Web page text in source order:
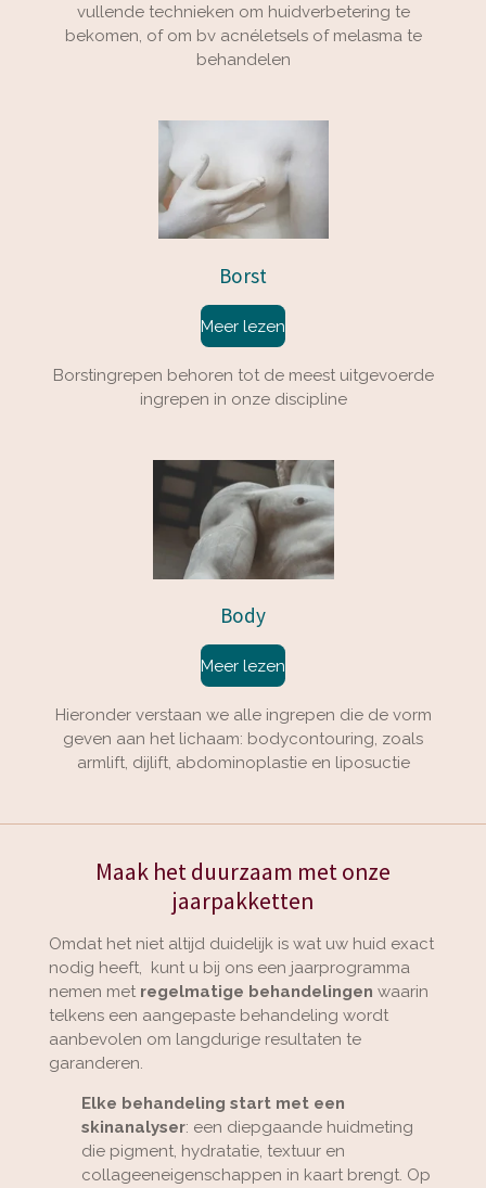
vullende technieken om huidverbetering te
bekomen, of om bv acnéletsels of melasma te
behandelen
Borst
Meer lezen
Borstingrepen behoren tot de meest uitgevoerde
ingrepen in onze discipline
Body
Meer lezen
Hieronder verstaan we alle ingrepen die de vorm
geven aan het lichaam: bodycontouring, zoals
armlift, dijlift, abdominoplastie en liposuctie
Maak het duurzaam met onze
jaarpakketten
Omdat het niet altijd duidelijk is wat uw huid exact
nodig heeft, kunt u bij ons een jaarprogramma
nemen met regelmatige behandelingen waarin
telkens een aangepaste behandeling wordt
aanbevolen om langdurige resultaten te
garanderen.
Elke behandeling start met een
skinanalyser: een diepgaande huidmeting
die pigment, hydratatie, textuur en
collageeneigenschappen in kaart brengt. Op